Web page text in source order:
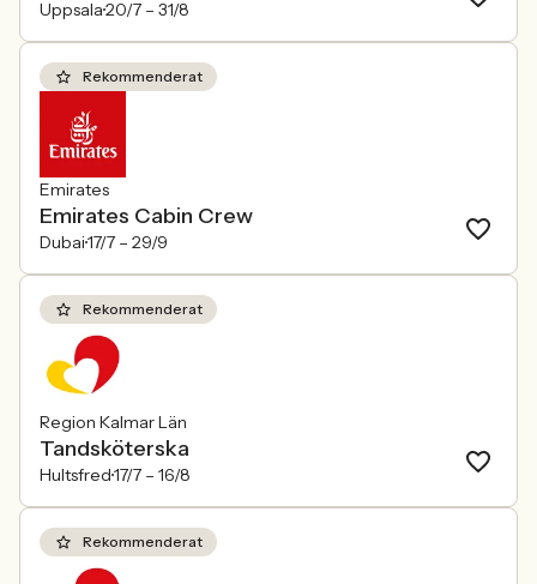
Uppsala20/7 – 31/8
Rekommenderat
Emirates
Emirates Cabin Crew
Dubai17/7 – 29/9
Rekommenderat
Region Kalmar Län
Tandsköterska
Hultsfred17/7 – 16/8
Rekommenderat